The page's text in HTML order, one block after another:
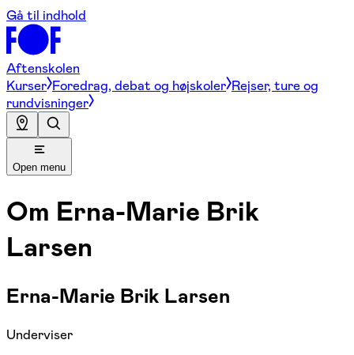
Gå til indhold
Aftenskolen
Kurser Foredrag, debat og højskoler Rejser, ture og
rundvisninger
Open menu
Om Erna-Marie Brik
Larsen
Erna-Marie Brik Larsen
Underviser